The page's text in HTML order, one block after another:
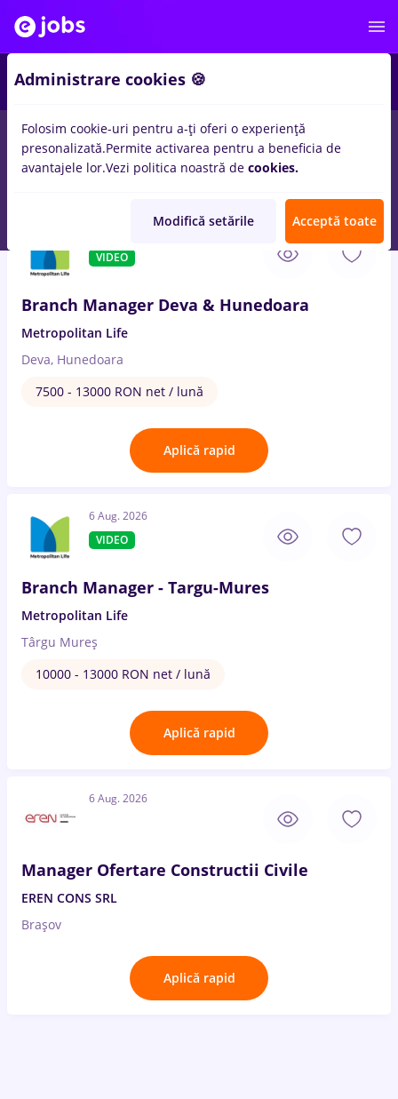
Salarii Remote (de acasă) București Cluj-
VIDEO
Branch Manager Deva & Hunedoara
Metropolitan Life
Deva, Hunedoara
7500 - 13000 RON net / lună
Aplică rapid
6 Aug. 2026
VIDEO
Branch Manager - Targu-Mures
Metropolitan Life
Târgu Mureș
10000 - 13000 RON net / lună
Aplică rapid
6 Aug. 2026
Manager Ofertare Constructii Civile
EREN CONS SRL
Brașov
Aplică rapid
Administrare cookies 🍪
Folosim cookie-uri pentru a-ți oferi o experiență
presonalizată.Permite activarea pentru a beneficia de
avantajele lor.Vezi politica noastră de cookies.
Modifică setările Acceptă toate